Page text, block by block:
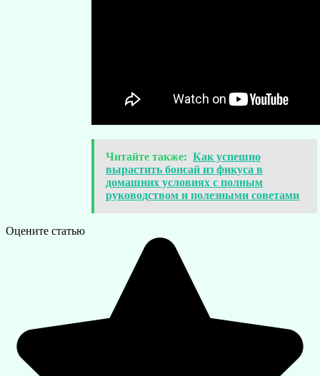
Читайте также: Как успешно
вырастить бонсай из фикуса в
домашних условиях с полным
руководством и полезными советами
Оцените статью